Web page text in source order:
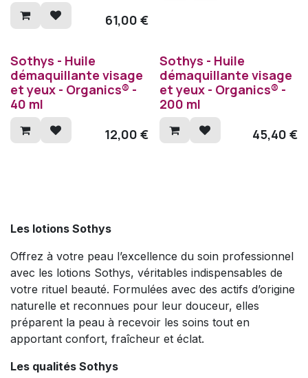
61,00 €
Sothys - Huile
démaquillante visage
et yeux - Organics® -
40 ml
12,00 €
Sothys - Huile
démaquillante visage
et yeux - Organics® -
200 ml
45,40 €
Les lotions Sothys
Offrez à votre peau l’excellence du soin professionnel
avec les lotions Sothys, véritables indispensables de
votre rituel beauté. Formulées avec des actifs d’origine
naturelle et reconnues pour leur douceur, elles
préparent la peau à recevoir les soins tout en
apportant confort, fraîcheur et éclat.
Les qualités Sothys